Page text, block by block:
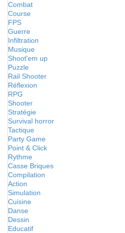
Combat
Course
FPS
Guerre
Infiltration
Musique
Shoot'em up
Puzzle
Rail Shooter
Réflexion
RPG
Shooter
Stratégie
Survival horror
Tactique
Party Game
Point & Click
Rythme
Casse Briques
Compilation
Action
Simulation
Cuisine
Danse
Dessin
Educatif